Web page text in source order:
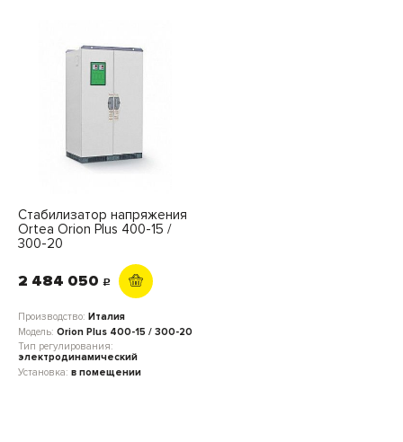
Стабилизатор напряжения
Ortea Orion Plus 400-15 /
300-20
2 484 050 c
Производство: Италия
Модель: Orion Plus 400-15 / 300-20
Тип регулирования:
электродинамический
Установка: в помещении